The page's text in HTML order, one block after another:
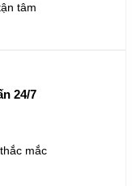
tâm
24/7
mắc